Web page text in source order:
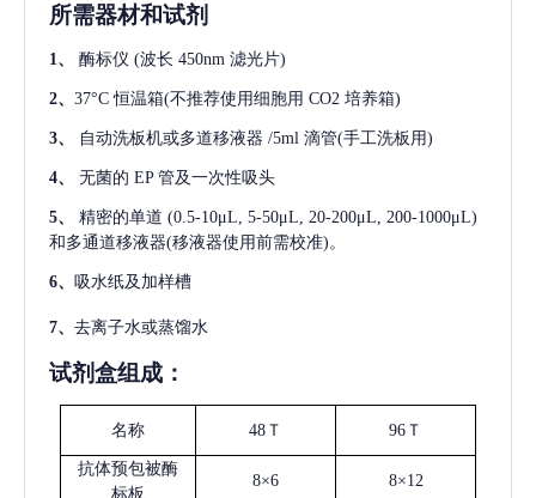
所需器材和试剂
1、 酶标仪 (波长 450nm 滤光片)
2、 37°C 恒温箱(不推荐使用细胞用 CO2 培养箱)
3、 自动洗板机或多道移液器 /5ml 滴管(手工洗板用)
4、 无菌的 EP 管及一次性吸头
5、 精密的单道 (0.5-10μL, 5-50μL, 20-200μL, 200-1000μL)
和多通道移液器(移液器使用前需校准)。
6、 吸水纸及加样槽
7、 去离子水或蒸馏水
试剂盒组成：
名称 48Ｔ 96Ｔ
抗体预包被酶
标板
8×6 8×12